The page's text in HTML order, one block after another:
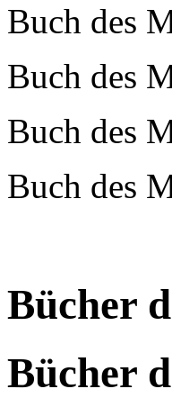
Buch des
Buch des
Buch des
Buch des
Bücher
Bücher